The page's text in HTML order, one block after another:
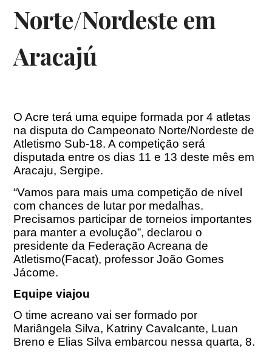
Norte/Nordeste em
Aracajú
O Acre terá uma equipe formada por 4 atletas
na disputa do Campeonato Norte/Nordeste de
Atletismo Sub-18. A competição será
disputada entre os dias 11 e 13 deste mês em
Aracaju, Sergipe.
“Vamos para mais uma competição de nível
com chances de lutar por medalhas.
Precisamos participar de torneios importantes
para manter a evolução”, declarou o
presidente da Federação Acreana de
Atletismo(Facat), professor João Gomes
Jácome.
Equipe viajou
O time acreano vai ser formado por
Mariângela Silva, Katriny Cavalcante, Luan
Breno e Elias Silva embarcou nessa quarta, 8.